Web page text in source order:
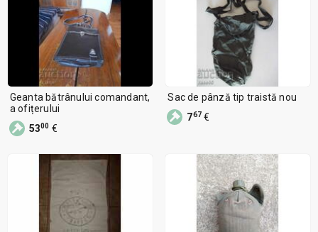
Geanta bătrânului comandant,
a ofițerului
5300 €
Sac de pânză tip traistă nou
767 €